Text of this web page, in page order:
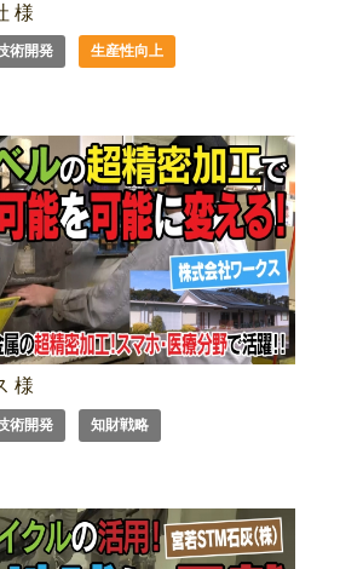
様
術開発 生産性向上
様
術開発 知財戦略